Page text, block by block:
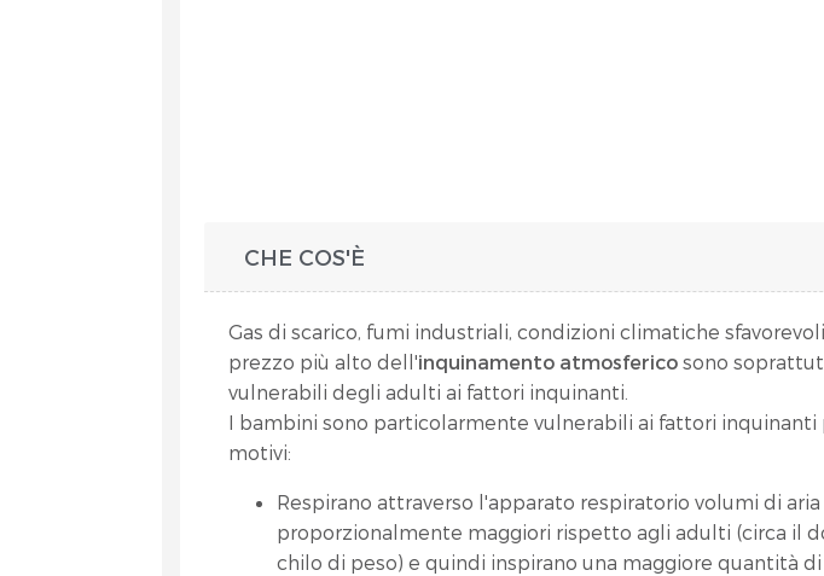
CHE COS'È
Gas di scarico, fumi industriali, condizioni climatiche
prezzo più alto dell'inquinamento atmosferico sono
vulnerabili degli adulti ai fattori inquinanti.
I bambini sono particolarmente vulnerabili ai fattori inquinanti
motivi:
Respirano attraverso l'apparato respiratorio volumi di aria
proporzionalmente maggiori rispetto agli adulti (circa il
chilo di peso) e quindi inspirano una maggiore quantità